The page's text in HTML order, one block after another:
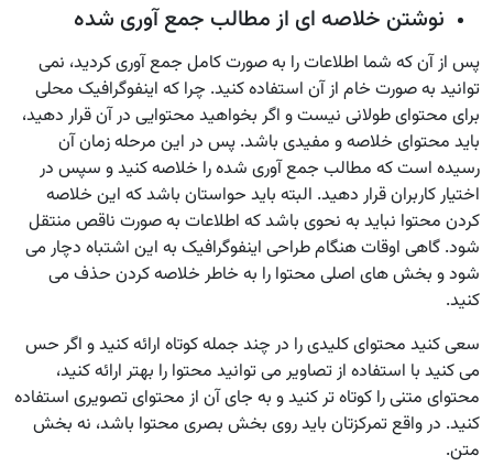
نوشتن خلاصه ای از مطالب جمع آوری شده
پس از آن که شما اطلاعات را به صورت کامل جمع آوری کردید، نمی
توانید به صورت خام از آن استفاده کنید. چرا که اینفوگرافیک محلی
برای محتوای طولانی نیست و اگر بخواهید محتوایی در آن قرار دهید،
باید محتوای خلاصه و مفیدی باشد. پس در این مرحله زمان آن
رسیده است که مطالب جمع آوری شده را خلاصه کنید و سپس در
اختیار کاربران قرار دهید. البته باید حواستان باشد که این خلاصه
کردن محتوا نباید به نحوی باشد که اطلاعات به صورت ناقص منتقل
شود. گاهی اوقات هنگام طراحی اینفوگرافیک به این اشتباه دچار می
شود و بخش های اصلی محتوا را به خاطر خلاصه کردن حذف می
کنید.
سعی کنید محتوای کلیدی را در چند جمله کوتاه ارائه کنید و اگر حس
می کنید با استفاده از تصاویر می توانید محتوا را بهتر ارائه کنید،
محتوای متنی را کوتاه تر کنید و به جای آن از محتوای تصویری استفاده
کنید. در واقع تمرکزتان باید روی بخش بصری محتوا باشد، نه بخش
متن.